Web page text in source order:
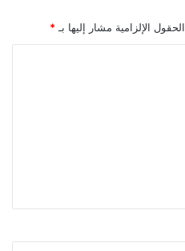
الحقول الإلزامية مشار إليها بـ *